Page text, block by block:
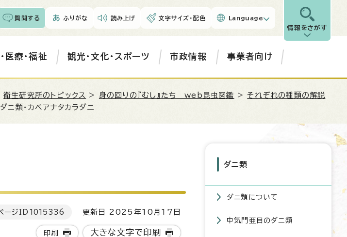
質問する ふりがな 読み上げ 文字サイズ・配色 Language
情報をさがす
医療・福祉 観光・文化・スポーツ 市政情報 事業者向け
衛生研究所のトピックス > 身の回りの『むし』たち web昆虫図鑑 >それぞれの種類の解説
ニ類・カベアナタカラダニ
ージID 1015336 更新日 2025年10月17日
印刷 大きな文字で印刷
ダニ類
ダニ類について
中気門亜目のダニ類